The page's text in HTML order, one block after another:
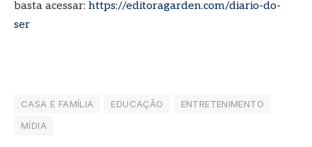
basta acessar: https://editoragarden.com/diario-do-
ser
CASA E FAMÍLIA EDUCAÇÃO
ENTRETENIMENTO
MÍDIA